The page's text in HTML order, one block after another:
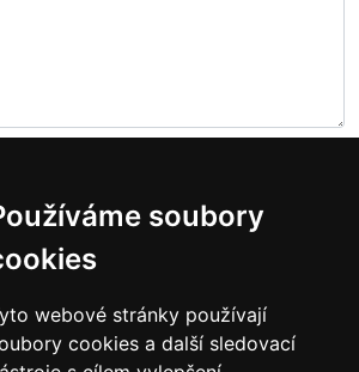
soubory
webové stránky používají
cookies a další sledovací